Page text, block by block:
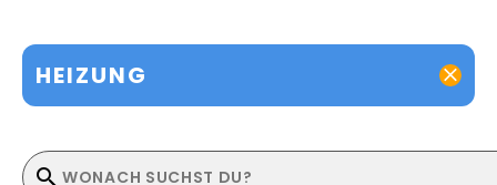
HEIZUNG